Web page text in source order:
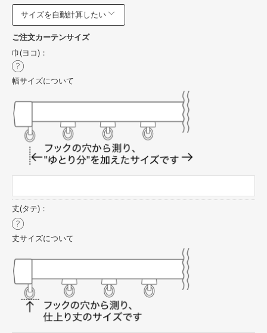
サイズを自動計算したい
ご注文カーテンサイズ
巾(ヨコ)：
幅サイズについて
丈(タテ)：
丈サイズについて